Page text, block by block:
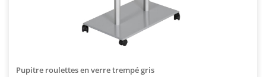
Pupitre roulettes en verre trempé gris